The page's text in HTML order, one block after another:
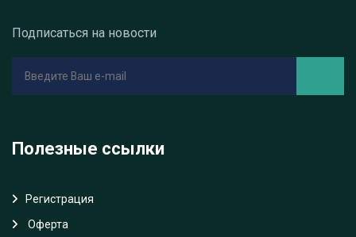
Подписаться на новости
Полезные ссылки
Регистрация
Oферта